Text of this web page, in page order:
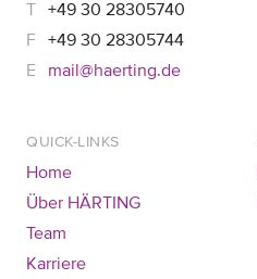
+49 30 28305740
+49 30 28305744
mail@haerting.de
QUICK-LINKS
Home
Über HÄRTING
Team
Karriere